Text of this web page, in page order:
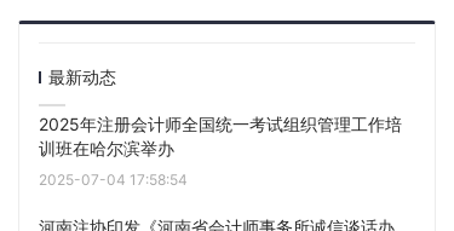
最新动态
2025年注册会计师全国统一考试组织管理工作培
训班在哈尔滨举办
2025-07-04 17:58:54
河南注协印发《河南省会计师事务所诚信谈话办